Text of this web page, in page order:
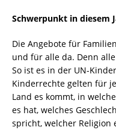
Schwerpunkt in diesem
Die Angebote für
und für alle da. Denn
So ist es in der UN-
Kinderrechte gelten für
Land es kommt, in
es hat, welches
spricht, welcher Religion